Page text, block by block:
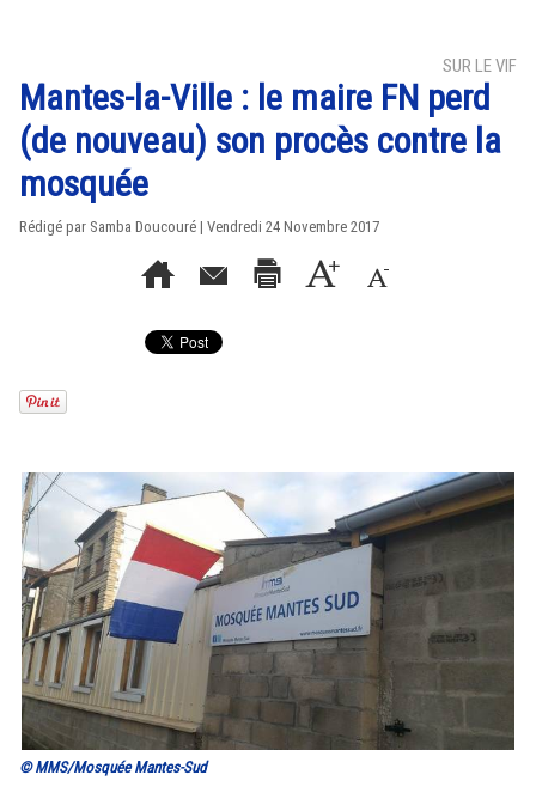
SUR LE VIF
Mantes-la-Ville : le maire FN perd
(de nouveau) son procès contre la
mosquée
Rédigé par Samba Doucouré | Vendredi 24 Novembre 2017
© MMS/Mosquée Mantes-Sud